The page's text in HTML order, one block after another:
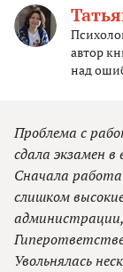
автор
над
Проблема с
сдала экзамен
Сначала
слишком
Увольнялась